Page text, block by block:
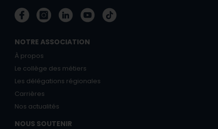
NOTRE ASSOCIATION
À propos
Le collège des métiers
Les délégations régionales
Carrières
Nos actualités
NOUS SOUTENIR